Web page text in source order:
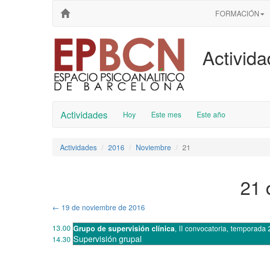
FORMACIÓN
Actividades Hoy Este mes Este año
Actividades 2016 Noviembre 21
21
← 19 de noviembre de 2016
13.00 Grupo de supervisión clínica, II convocatoria, temporada
Supervisión grupal
14.30